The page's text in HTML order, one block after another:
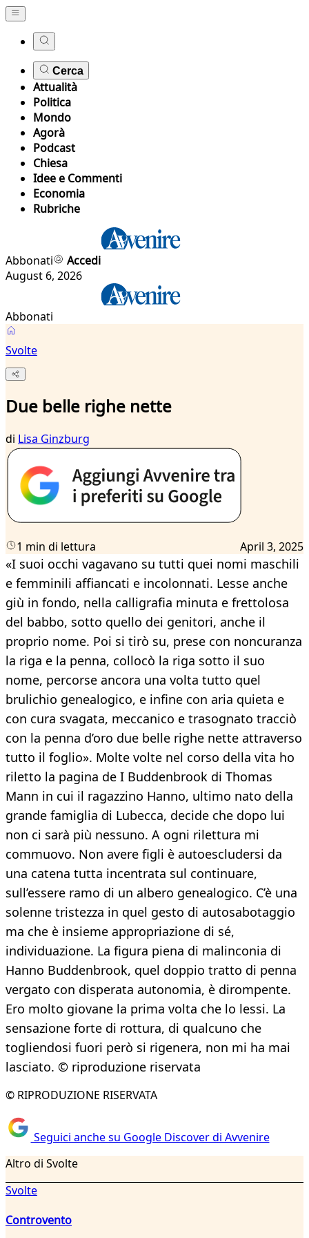
Cerca
Attualità
Politica
Mondo
Agorà
Podcast
Chiesa
Idee e Commenti
Economia
Rubriche
Abbonati
Accedi
August 6, 2026
Abbonati
Svolte
Due belle righe nette
di Lisa Ginzburg
1 min di lettura April 3, 2025
«I suoi occhi vagavano su tutti quei nomi maschili
e femminili affiancati e incolonnati. Lesse anche
giù in fondo, nella calligrafia minuta e frettolosa
del babbo, sotto quello dei genitori, anche il
proprio nome. Poi si tirò su, prese con noncuranza
la riga e la penna, collocò la riga sotto il suo
nome, percorse ancora una volta tutto quel
brulichio genealogico, e infine con aria quieta e
con cura svagata, meccanico e trasognato tracciò
con la penna d’oro due belle righe nette attraverso
tutto il foglio». Molte volte nel corso della vita ho
riletto la pagina de I Buddenbrook di Thomas
Mann in cui il ragazzino Hanno, ultimo nato della
grande famiglia di Lubecca, decide che dopo lui
non ci sarà più nessuno. A ogni rilettura mi
commuovo. Non avere figli è autoescludersi da
una catena tutta incentrata sul continuare,
sull’essere ramo di un albero genealogico. C’è una
solenne tristezza in quel gesto di autosabotaggio
ma che è insieme appropriazione di sé,
individuazione. La figura piena di malinconia di
Hanno Buddenbrook, quel doppio tratto di penna
vergato con disperata autonomia, è dirompente.
Ero molto giovane la prima volta che lo lessi. La
sensazione forte di rottura, di qualcuno che
togliendosi fuori però si rigenera, non mi ha mai
lasciato. © riproduzione riservata
© RIPRODUZIONE RISERVATA
Seguici anche su Google Discover di Avvenire
Altro di Svolte
Svolte
Controvento